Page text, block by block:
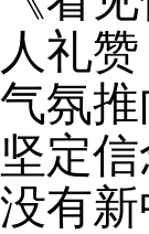
人礼
气氛
坚定
没有